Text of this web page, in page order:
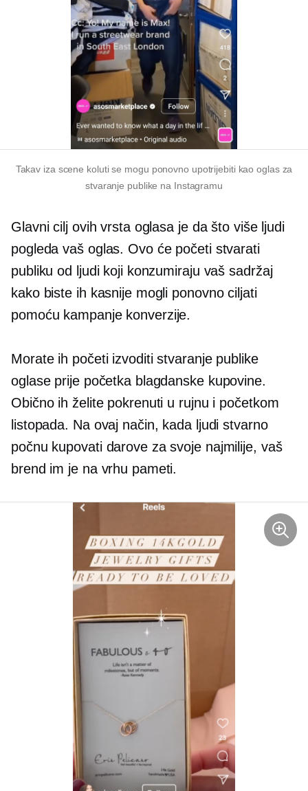
Takav iza scene koluti se mogu ponovno upotrijebiti kao oglas za
stvaranje publike na Instagramu
Glavni cilj ovih vrsta oglasa je da što više ljudi
pogleda vaš oglas. Ovo će početi stvarati
publiku od ljudi koji konzumiraju vaš sadržaj
kako biste ih kasnije mogli ponovno ciljati
pomoću kampanje konverzije.
Morate ih početi izvoditistvaranje publike
oglase prije početka blagdanske kupovine.
Obično ih želite pokrenuti u rujnu i početkom
listopada. Na ovaj način, kada ljudi stvarno
počnu kupovati darove za svoje najmilije, vaš
brend im je na vrhu pameti.